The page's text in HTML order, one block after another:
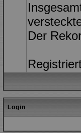
Der
Login